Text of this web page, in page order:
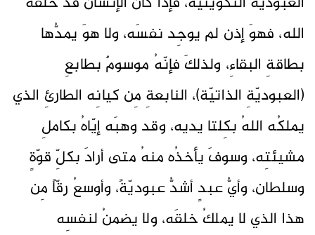
الله، فهوَ إذن لم يوجِد نفسَه، ولا هوَ يمدُّها
بطاقةِ البقاءِ، ولذلكَ فإنّهُ موسومٌ بطابعِ
(العبوديّةِ الذاتيّة)، النابعةِ مِن كيانِه الطارئِ الذي
يملكُه اللهُ بكِلتا يديه، وقد وهبَه إيّاهُ بكاملِ
مشيئتِه، وسوفَ يأخذُه منهُ متى أرادَ بكلِّ قوّةٍ
وسلطان، وأيُّ عبدٍ أشدُّ عبوديّةً، وأوسعُ رقّاً مِن
هذا الذي لا يملكُ خلقَه، ولا يضمنُ لنفسِه